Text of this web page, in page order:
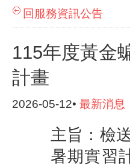
回服務資訊公告
115年度黃金
計畫
2026-05-12• 最新消息
主旨：檢
暑期實習